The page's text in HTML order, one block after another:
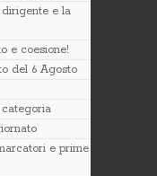
dirigente e la
e coesione!
del 6 Agosto
e prime